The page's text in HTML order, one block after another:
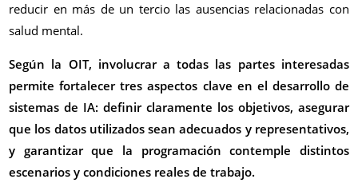
reducir en más de un tercio las ausencias relacionadas con
salud mental.
Según la OIT, involucrar a todas las partes interesadas
permite fortalecer tres aspectos clave en el desarrollo de
sistemas de IA: definir claramente los objetivos, asegurar
que los datos utilizados sean adecuados y representativos,
y garantizar que la programación contemple distintos
escenarios y condiciones reales de trabajo.